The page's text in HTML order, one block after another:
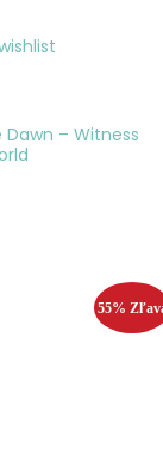
Dawn – Witness
55%